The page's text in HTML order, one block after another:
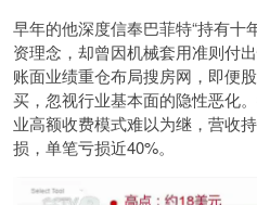
早年的他深度信奉巴菲特“持有十
资理念，却曾因机械套用准则付
账面业绩重仓布局搜房网，即便
买，忽视行业基本面的隐性恶化
业高额收费模式难以为继，营收
损，单笔亏损近40%。